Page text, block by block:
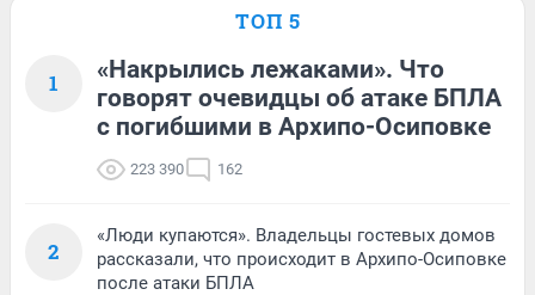
ТОП 5
1
«Накрылись лежаками». Что
говорят очевидцы об атаке БПЛА
с погибшими в Архипо-Осиповке
223 390 162
2
«Люди купаются». Владельцы гостевых домов
рассказали, что происходит в Архипо-Осиповке
после атаки БПЛА